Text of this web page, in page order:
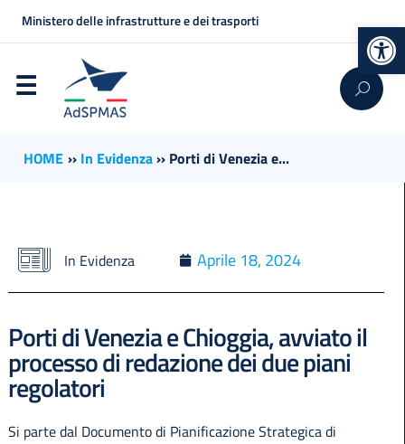
Ministero delle infrastrutture e dei trasporti
HOME ›› In Evidenza›› Porti di Venezia e...
In Evidenza Aprile 18, 2024
Porti di Venezia e Chioggia, avviato il
processo di redazione dei due piani
regolatori
Si parte dal Documento di Pianificazione Strategica di